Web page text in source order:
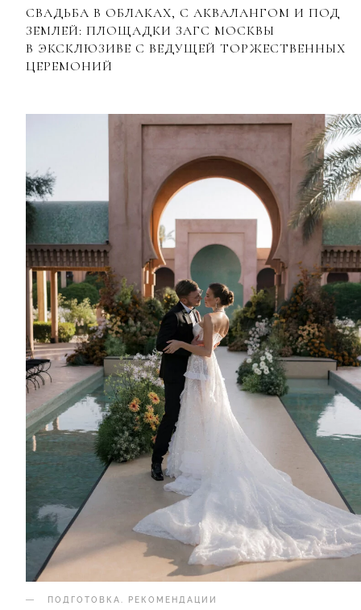
СВАДЬБА В ОБЛАКАХ, С АКВАЛАНГОМ И ПОД
ЗЕМЛЕЙ: ПЛОЩАДКИ ЗАГС МОСКВЫ
В ЭКСКЛЮЗИВЕ С ВЕДУЩЕЙ ТОРЖЕСТВЕННЫХ
ЦЕРЕМОНИЙ
ПОДГОТОВКА РЕКОМЕНДАЦИИ